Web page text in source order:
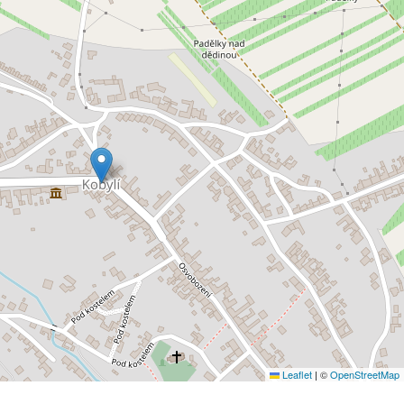
Leaflet | ©OpenStreetMap